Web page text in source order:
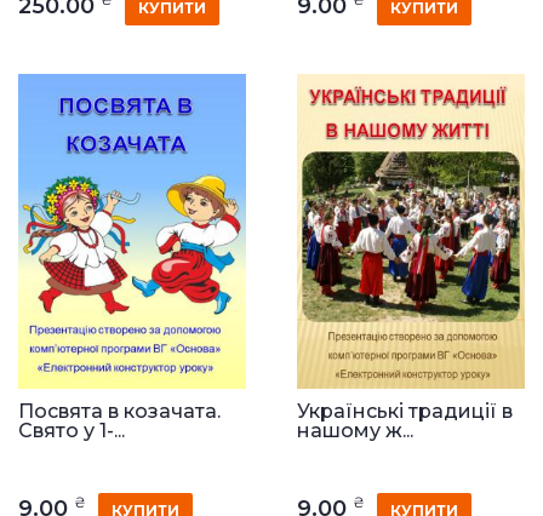
250.00 КУПИТИ 9.00 КУПИТИ
Посвята в козачата.
Свято у 1-...
9.00 ₴ КУПИТИ
Українські традиції в
нашому ж...
9.00 ₴ КУПИТИ